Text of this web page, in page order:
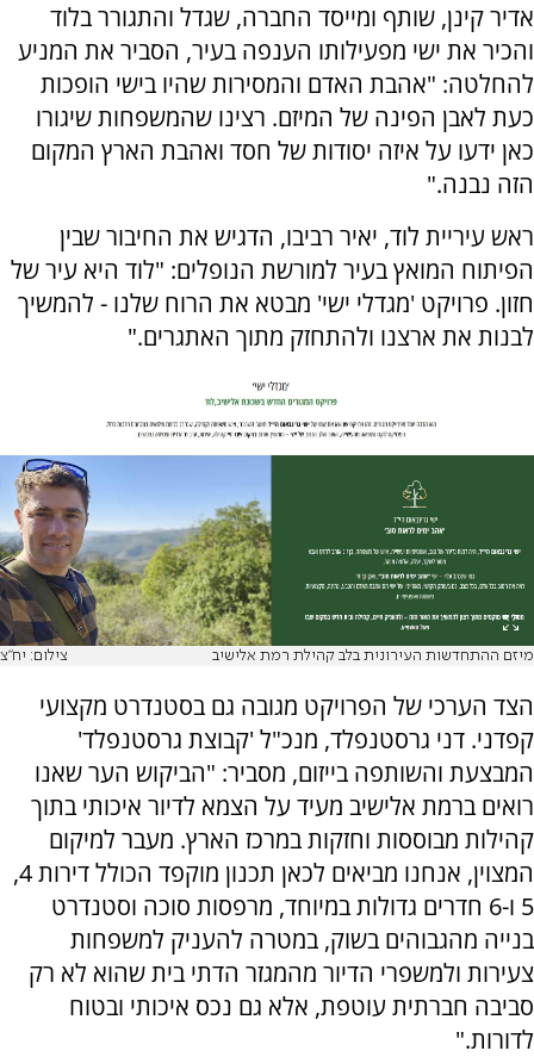
אדיר קינן, שותף ומייסד החברה, שגדל והתגורר בלוד
והכיר את ישי מפעילותו הענפה בעיר, הסביר את המניע
להחלטה: "אהבת האדם והמסירות שהיו בישי הופכות
כעת לאבן הפינה של המיזם. רצינו שהמשפחות שיגורו
כאן ידעו על איזה יסודות של חסד ואהבת הארץ המקום
הזה נבנה."
ראש עיריית לוד, יאיר רביבו, הדגיש את החיבור שבין
הפיתוח המואץ בעיר למורשת הנופלים: "לוד היא עיר של
חזון. פרויקט 'מגדלי ישי' מבטא את הרוח שלנו - להמשיך
לבנות את ארצנו ולהתחזק מתוך האתגרים."
מיזם ההתחדשות העירונית בלב קהילת רמת אלישיב צילום: יח"צ
הצד הערכי של הפרויקט מגובה גם בסטנדרט מקצועי
קפדני. דני גרסטנפלד, מנכ"ל 'קבוצת גרסטנפלד'
המבצעת והשותפה בייזום, מסביר: "הביקוש הער שאנו
רואים ברמת אלישיב מעיד על הצמא לדיור איכותי בתוך
קהילות מבוססות וחזקות במרכז הארץ. מעבר למיקום
המצוין, אנחנו מביאים לכאן תכנון מוקפד הכולל דירות 4,
5 ו-6 חדרים גדולות במיוחד, מרפסות סוכה וסטנדרט
בנייה מהגבוהים בשוק, במטרה להעניק למשפחות
צעירות ולמשפרי הדיור מהמגזר הדתי בית שהוא לא רק
סביבה חברתית עוטפת, אלא גם נכס איכותי ובטוח
לדורות."